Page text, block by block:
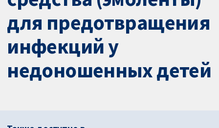
для предотвращения
инфекций у
недоношенных детей